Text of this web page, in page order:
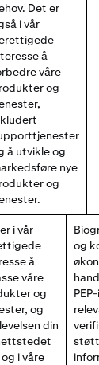
Det er
i vår
å
våre
og
å utvikle og
nye
og
i vår
å
våre
og
og
din
i våre
og